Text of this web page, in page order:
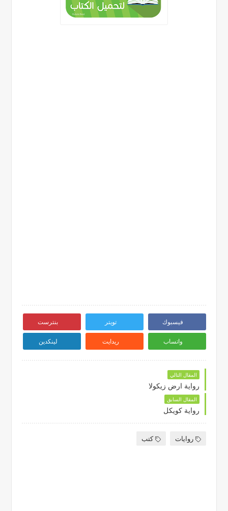
فيسبوك تويتر بنترست
واتساب ريدايت لينكدين
المقال التالي
رواية ارض زيكولا
المقال السابق
رواية كويكل
روايات كتب